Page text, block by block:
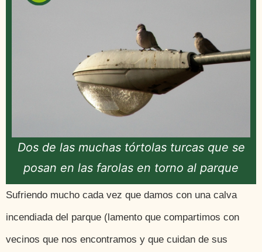
Dos de las muchas tórtolas turcas que se
posan en las farolas en torno al parque
Sufriendo mucho cada vez que damos con una calva
incendiada del parque (lamento que compartimos con
vecinos que nos encontramos y que cuidan de sus